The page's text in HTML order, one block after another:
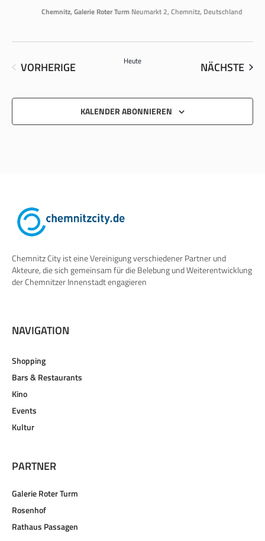
Chemnitz, Galerie Roter Turm Neumarkt 2, Chemnitz, Deutschland
VORHERIGEVERANSTALTUNGEN
Heute NÄCHSTE
KALENDER ABONNIEREN
Chemnitz City ist eine Vereinigung verschiedener Partner und
Akteure, die sich gemeinsam für die Belebung und Weiterentwicklung
der Chemnitzer Innenstadt engagieren
NAVIGATION
Shopping
Bars & Restaurants
Kino
Events
Kultur
PARTNER
Galerie Roter Turm
Rosenhof
Rathaus Passagen